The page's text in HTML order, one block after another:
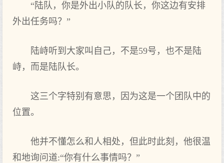
“陆队，你是外出小队的队长，你这边有安排
外出任务吗？”
陆峙听到大家叫自己，不是59号，也不是陆
峙，而是陆队长。
这三个字特别有意思，因为这是一个团队中的
位置。
他并不懂怎么和人相处，但此时此刻，他很温
和地询问道:“你有什么事情吗？”